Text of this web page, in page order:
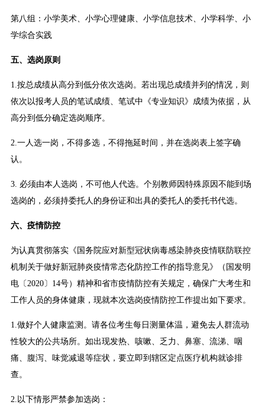
第八组：小学美术、小学心理健康、小学信息技术、小学科学、小
学综合实践
五、选岗原则
1.按总成绩从高分到低分依次选岗。若出现总成绩并列的情况，则
依次以报考人员的笔试成绩、笔试中《专业知识》成绩为依据，从
高分到低分确定选岗顺序。
2.一人选一岗，不得多选，不得拖延时间，并在选岗表上签字确
认。
3. 必须由本人选岗，不可他人代选。个别教师因特殊原因不能到场
选岗的，必须持委托人的身份证和出具的委托人的委托书代选。
六、疫情防控
为认真贯彻落实《国务院应对新型冠状病毒感染肺炎疫情联防联控
机制关于做好新冠肺炎疫情常态化防控工作的指导意见》（国发明
电〔2020〕14号）精神和省市疫情防控有关规定，确保广大考生和
工作人员的身体健康，现就本次选岗疫情防控工作提出如下要求。
1.做好个人健康监测。请各位考生每日测量体温，避免去人群流动
性较大的公共场所。如出现发热、咳嗽、乏力、鼻塞、流涕、咽
痛、腹泻、味觉减退等症状，要立即到辖区定点医疗机构就诊排
查。
2.以下情形严禁参加选岗：